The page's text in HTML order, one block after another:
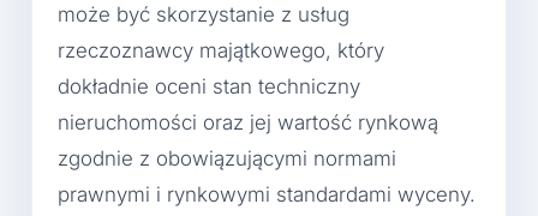
może być skorzystanie z usług
rzeczoznawcy majątkowego, który
dokładnie oceni stan techniczny
nieruchomości oraz jej wartość rynkową
zgodnie z obowiązującymi normami
prawnymi i rynkowymi standardami wyceny.